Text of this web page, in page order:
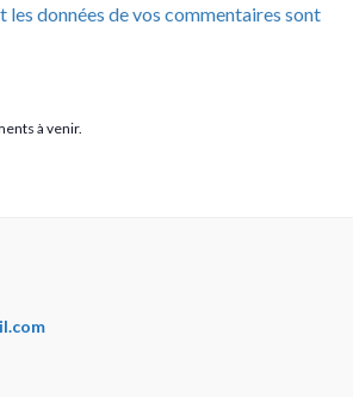
les données de vos commentaires sont
à venir.